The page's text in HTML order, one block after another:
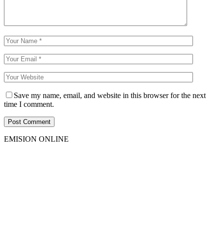
Save my name, email, and website in this browser for the next
time I comment.
EMISION ONLINE